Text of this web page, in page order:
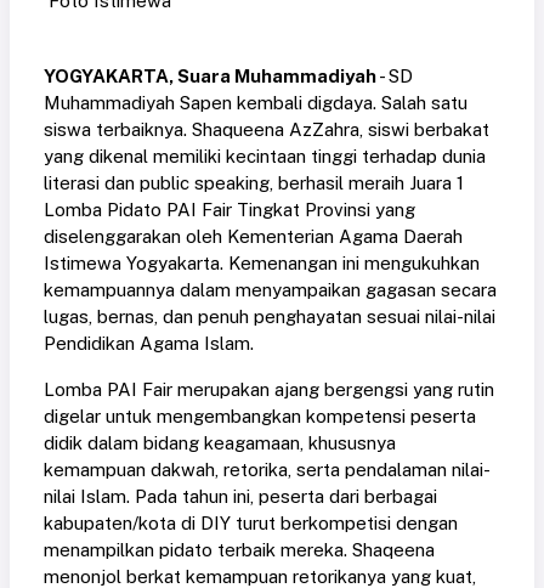
YOGYAKARTA, Suara Muhammadiyah- SD
Muhammadiyah Sapen kembali digdaya. Salah satu
siswa terbaiknya. Shaqueena AzZahra, siswi berbakat
yang dikenal memiliki kecintaan tinggi terhadap dunia
literasi dan public speaking, berhasil meraih Juara 1
Lomba Pidato PAI Fair Tingkat Provinsi yang
diselenggarakan oleh Kementerian Agama Daerah
Istimewa Yogyakarta. Kemenangan ini mengukuhkan
kemampuannya dalam menyampaikan gagasan secara
lugas, bernas, dan penuh penghayatan sesuai nilai-nilai
Pendidikan Agama Islam.
Lomba PAI Fair merupakan ajang bergengsi yang rutin
digelar untuk mengembangkan kompetensi peserta
didik dalam bidang keagamaan, khususnya
kemampuan dakwah, retorika, serta pendalaman nilai-
nilai Islam. Pada tahun ini, peserta dari berbagai
kabupaten/kota di DIY turut berkompetisi dengan
menampilkan pidato terbaik mereka. Shaqeena
menonjol berkat kemampuan retorikanya yang kuat,